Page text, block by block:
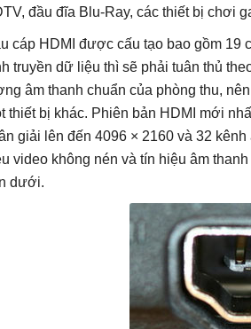
đầu đĩa Blu-Ray, các thiết bị chơi
cáp HDMI được cấu tạo bao gồm 19
truyền dữ liệu thì sẽ phải tuân thủ
âm thanh chuẩn của phòng thu,
thiết bị khác. Phiên bản HDMI mới
giải lên đến 4096 × 2160 và 32
video không nén và tín hiệu âm
dưới.